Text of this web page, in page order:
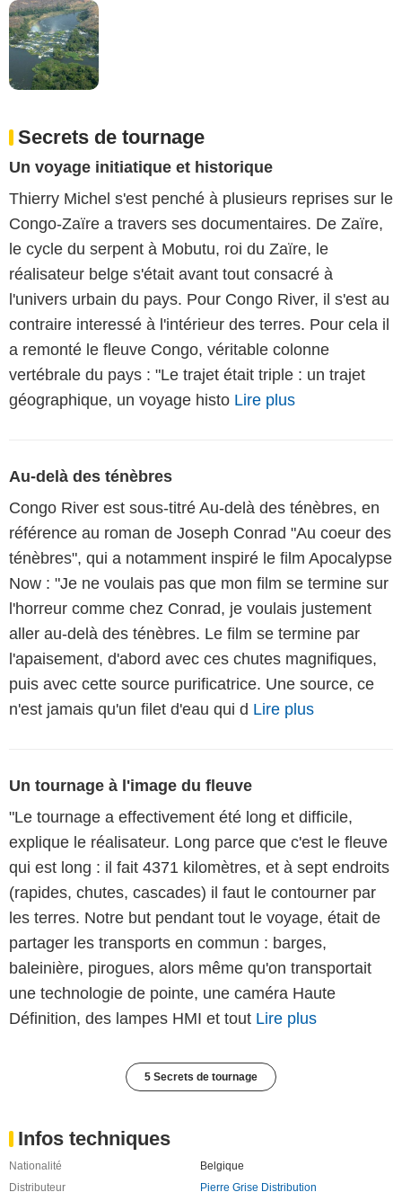
Secrets de tournage
Un voyage initiatique et historique
Thierry Michel s'est penché à plusieurs reprises sur le
Congo-Zaïre a travers ses documentaires. De Zaïre,
le cycle du serpent à Mobutu, roi du Zaïre, le
réalisateur belge s'était avant tout consacré à
l'univers urbain du pays. Pour Congo River, il s'est au
contraire interessé à l'intérieur des terres. Pour cela il
a remonté le fleuve Congo, véritable colonne
vertébrale du pays : "Le trajet était triple : un trajet
géographique, un voyage histo Lire plus
Au-delà des ténèbres
Congo River est sous-titré Au-delà des ténèbres, en
référence au roman de Joseph Conrad "Au coeur des
ténèbres", qui a notamment inspiré le film Apocalypse
Now : "Je ne voulais pas que mon film se termine sur
l'horreur comme chez Conrad, je voulais justement
aller au-delà des ténèbres. Le film se termine par
l'apaisement, d'abord avec ces chutes magnifiques,
puis avec cette source purificatrice. Une source, ce
n'est jamais qu'un filet d'eau qui d Lire plus
Un tournage à l'image du fleuve
"Le tournage a effectivement été long et difficile,
explique le réalisateur. Long parce que c'est le fleuve
qui est long : il fait 4371 kilomètres, et à sept endroits
(rapides, chutes, cascades) il faut le contourner par
les terres. Notre but pendant tout le voyage, était de
partager les transports en commun : barges,
baleinière, pirogues, alors même qu'on transportait
une technologie de pointe, une caméra Haute
Définition, des lampes HMI et tout Lire plus
5 Secrets de tournage
Infos techniques
Nationalité
Belgique
Distributeur
Pierre Grise Distribution